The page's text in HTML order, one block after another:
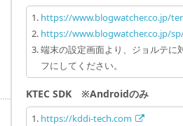
https://www.blogwatcher.co.jp/
https://www.blogwatcher.co.jp/
端末の設定画面より、ジョルテに
フにしてください。
KTEC SDK ※Androidのみ
https://kddi-tech.com